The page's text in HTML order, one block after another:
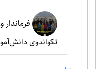
فرماندار
تکواندوی